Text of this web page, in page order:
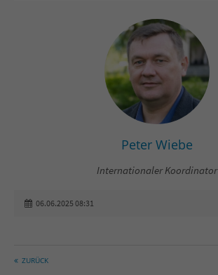
Peter Wiebe
Internationaler Koordinator
06.06.2025 08:31
ZURÜCK